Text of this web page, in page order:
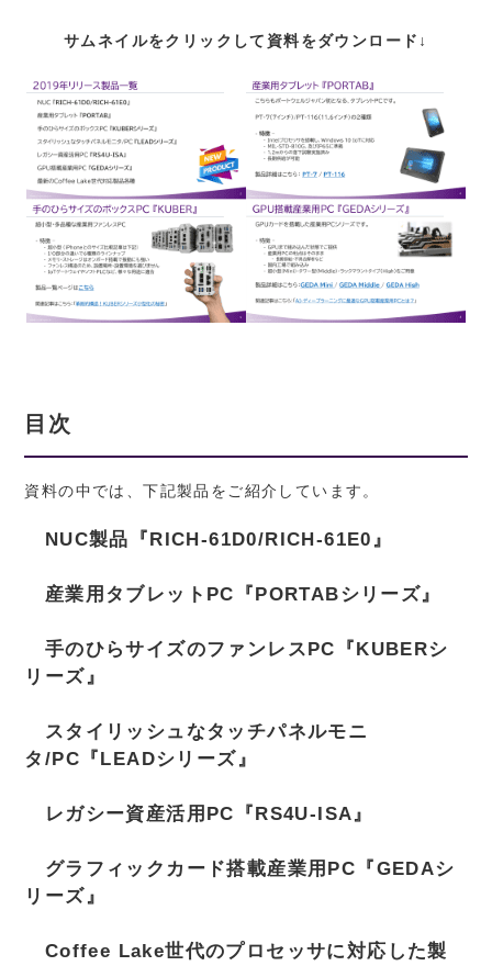
サムネイルをクリックして資料をダウンロード↓
目次
資料の中では、下記製品をご紹介しています。
NUC製品『RICH-61D0/RICH-61E0』
産業用タブレットPC『PORTABシリーズ』
手のひらサイズのファンレスPC『KUBERシ
リーズ』
スタイリッシュなタッチパネルモニ
タ/PC『LEADシリーズ』
レガシー資産活用PC『RS4U-ISA』
グラフィックカード搭載産業用PC『GEDAシ
リーズ』
Coffee Lake世代のプロセッサに対応した製